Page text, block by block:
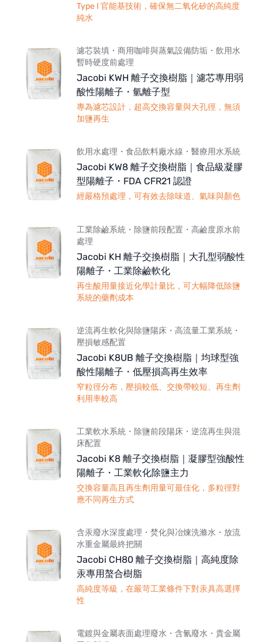
Type I 官能基技術，確保無二氧化矽的高純度
純水
濾芯裝填・商用咖啡與蒸氣設備防垢・飲用水
暫時硬度前處理
Jacobi KWH 離子交換樹脂｜濾芯專用弱
酸性陽離子・氫離子型
專為濾芯設計，超高交換容量與大孔徑，無須
加鹽再生
飲用水處理・食品飲料廠水線・醫療用水系統
Jacobi KW8 離子交換樹脂｜食品級凝膠
型陽離子・FDA CFR21 認證
經嚴格預處理，可有效去除味道、氣味與顏色
工業除鹼系統・除鹽前段配置・高鹼度原水前
處理
Jacobi KH 離子交換樹脂｜大孔型弱酸性
陽離子・工業除鹼軟化
再生酸用量接近化學計量比，可大幅降低除鹽
系統的藥劑成本
逆流再生軟化與除鹽陽床・高流量工業系統・
壓損敏感配置
Jacobi K8UB 離子交換樹脂｜均球型強
酸性陽離子・低壓損高再生效率
窄粒徑分布，壓損較低、交換帶較短、再生劑
利用率較高
工業軟水系統・除鹽前段陽床・逆流再生與混
床配置
Jacobi K8 離子交換樹脂｜凝膠型強酸性
陽離子・工業軟化除鹽主力
交換容量高且再生劑用量可最佳化，多粒徑對
應不同再生方式
含汞廢水深度處理・焚化與冶煉洗滌水・放流
水重金屬最終把關
Jacobi CH80 離子交換樹脂｜高純度除
汞專用螯合樹脂
高純度等級，在嚴苛工業條件下對汞具高選擇
性
電鍍與金屬表面處理廢水・含氰廢水・貴金屬